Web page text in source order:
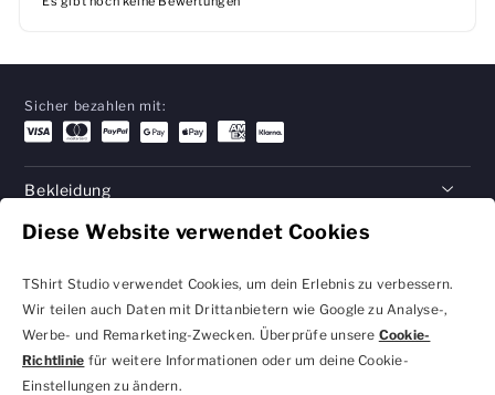
Diese Website verwendet Cookies
TShirt Studio verwendet Cookies, um dein Erlebnis zu verbessern.
Wir teilen auch Daten mit Drittanbietern wie Google zu Analyse-,
Werbe- und Remarketing-Zwecken. Überprüfe unsere Cookie-
Richtlinie für weitere Informationen oder um deine Cookie-
Einstellungen zu ändern.
Sicher bezahlen mit:
Bekleidung
Geschenke
Hilfe
Datenschutzbestimmungen